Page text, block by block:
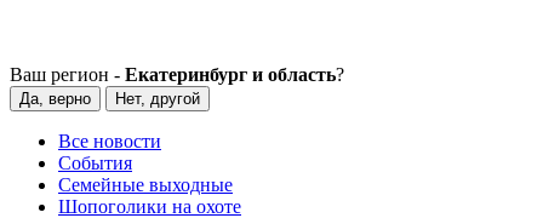
Ваш регион - Екатеринбург и область?
Да, верно Нет, другой
Все новости
События
Семейные выходные
Шопоголики на охоте